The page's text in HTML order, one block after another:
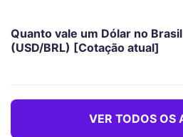
Quanto vale um Dólar no Brasil
(USD/BRL) [Cotação atual]
VER TODOS OS